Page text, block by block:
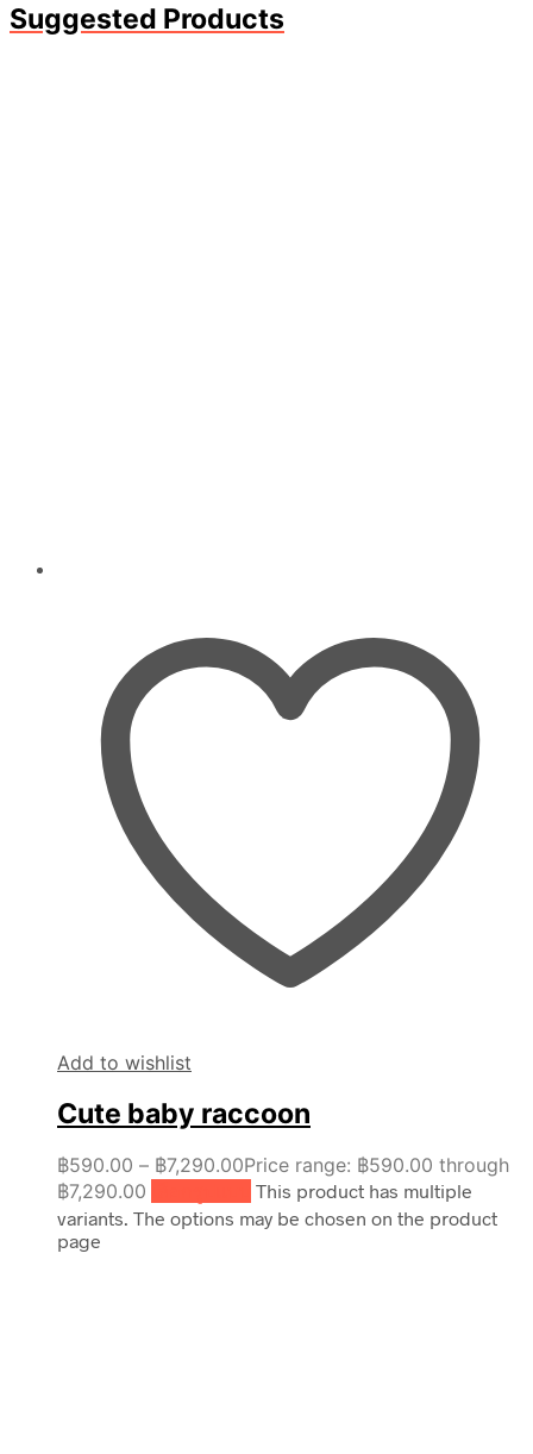
Suggested Products
Add to wishlist
Cute baby raccoon
฿590.00 – ฿7,290.00Price range: ฿590.00 through
฿7,290.00
This product has multiple
variants. The options may be chosen on the product
page